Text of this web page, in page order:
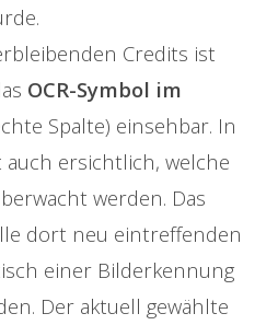
Credits ist
OCR-Symbol im
Spalte) einsehbar. In
auch ersichtlich, welche
werden. Das
dort neu eintreffenden
einer Bilderkennung
Der aktuell gewählte